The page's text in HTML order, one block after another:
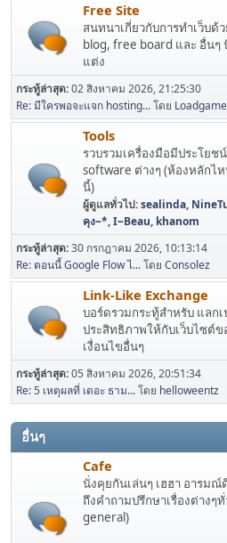
Free Site
สนทนาเกี่ยวกับการทำเว็บด้
blog, free board และ อื่นๆ
แต่ง
กระทู้ล่าสุด:02 สิงหาคม 2026, 21:25:30
Re: มีใครพอจะแจก hosting...โดย
Tools
รวบรวมเครื่องมือมีประโยช
software ต่างๆ (ห้องหลักไ
นี้)
ผู้ดูแลทั่วไป:sealinda,
คุง~*,I~Beau, khanom
กระทู้ล่าสุด:30 กรกฎาคม 2026, 10:13:14
Re: ตอนนี้ Google Flow ไ...โดย Consolez
Link-Like Exchange
บอร์ดรวมกระทู้สำหรับ แลก
ประสิทธิภาพให้กับเว็บไซต์
เงื่อนไขอื่นๆ
กระทู้ล่าสุด:05 สิงหาคม 2026, 20:51:34
Re: 5 เหตุผลที่ เดอะ ธาม...โดย helloweentz
อื่นๆ
Cafe
นั่งคุยกันเล่นๆ เฮฮา อารมณ์
ถึงคำถามปรึกษาเรื่องต่างๆ
general)